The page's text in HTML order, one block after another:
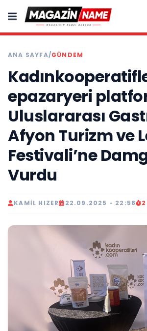
ANA SAYFA/GÜNDEM
epazaryeri
Uluslararası
Afyon Turizm ve
Festivali’ne
Vurdu
KAMIL HIZER 22.09.2025 - 22:58